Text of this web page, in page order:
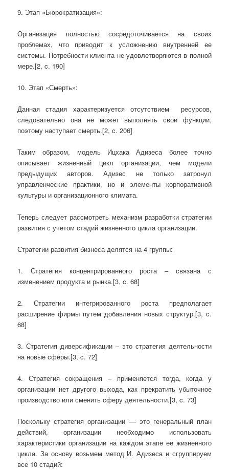
9. Этап «Бюрократизация»:
Организация полностью сосредоточивается на своих
проблемах, что приводит к усложнению внутренней ее
системы. Потребности клиента не удовлетворяются в полной
мере.[2, c. 190]
10. Этап «Смерть»:
Данная стадия характеризуется отсутствием ресурсов,
следовательно она не может выполнять свои функции,
поэтому наступает смерть.[2, c. 206]
Таким образом, модель Ицхака Адизеса более точно
описывает жизненный цикл организации, чем модели
предыдущих авторов. Адизес не только затронул
управленческие практики, но и элементы корпоративной
культуры и организационного климата.
Теперь следует рассмотреть механизм разработки стратегии
развития с учетом стадий жизненного цикла организации.
Стратегии развития бизнеса делятся на 4 группы:
1. Стратегия концентрированного роста – связана с
изменением продукта и рынка.[3, c. 68]
2. Стратегии интегрированного роста предполагает
расширение фирмы путем добавления новых структур.[3, c.
68]
3. Стратегия диверсификации – это стратегия деятельности
на новые сферы.[3, c. 72]
4. Стратегия сокращения – применяется тогда, когда у
организации нет другого выхода, как прекратить убыточное
производство или сменить сферу деятельности.[3, c. 73]
Поскольку стратегия организации — это генеральный план
действий, организации необходимо использовать
характеристики организации на каждом этапе ее жизненного
цикла. За основу возьмем метод И. Адизеса и сгруппируем
все 10 стадий: